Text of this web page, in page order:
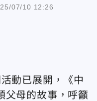
07/10 12:26
動已展開，《中
父母的故事，呼籲